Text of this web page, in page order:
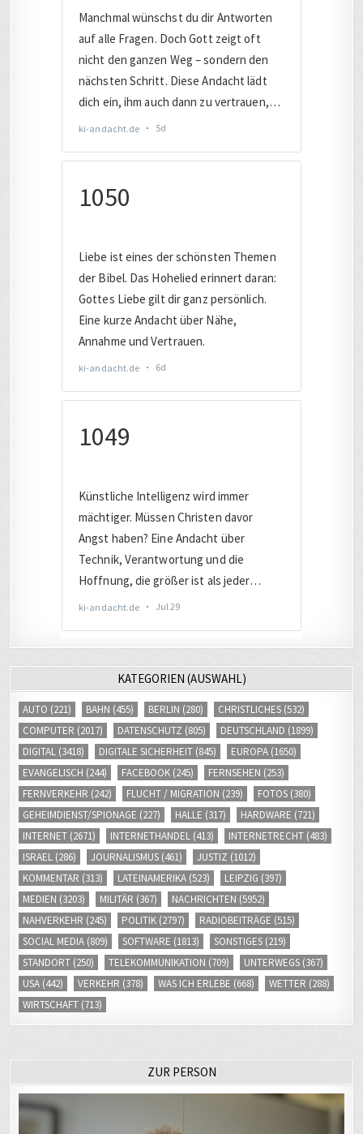
KATEGORIEN (AUSWAHL)
AUTO (221) BAHN (455) BERLIN (280) CHRISTLICHES (532)
COMPUTER (2017) DATENSCHUTZ (805) DEUTSCHLAND (1899)
DIGITAL (3418) DIGITALE SICHERHEIT (845) EUROPA (1650)
EVANGELISCH (244) FACEBOOK (245) FERNSEHEN (253)
FERNVERKEHR (242) FLUCHT / MIGRATION (239) FOTOS (380)
GEHEIMDIENST/SPIONAGE (227) HALLE (317) HARDWARE (721)
INTERNET (2671) INTERNETHANDEL (413) INTERNETRECHT (483)
ISRAEL (286) JOURNALISMUS (461) JUSTIZ (1012)
KOMMENTAR (313) LATEINAMERIKA (523) LEIPZIG (397)
MEDIEN (3203) MILITÄR (367) NACHRICHTEN (5952)
NAHVERKEHR (245) POLITIK (2797) RADIOBEITRÄGE (515)
SOCIAL MEDIA (809) SOFTWARE (1813) SONSTIGES (219)
STANDORT (250) TELEKOMMUNIKATION (709) UNTERWEGS (367)
USA (442) VERKEHR (378) WAS ICH ERLEBE (668) WETTER (288)
WIRTSCHAFT (713)
ZUR PERSON